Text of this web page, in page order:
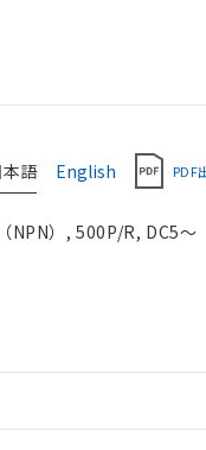
本語 English PDF
NPN）, 500P/R, DC5～